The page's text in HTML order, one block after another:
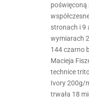
poświęconą
stronach i 9
wymiarach
144 czarno
Macieja
technice
Ivory 200g/
trwała 18